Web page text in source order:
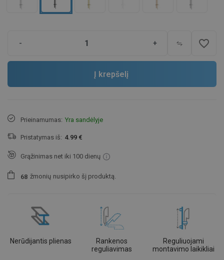
- + favorite_border
Į krepšelį
Prieinamumas: Yra sandėlyje
Pristatymas iš: 4.99 €
Grąžinimas net iki 100 dienų
68 žmonių nusipirko šį produktą.
Nerūdijantis plienas
Rankenos
reguliavimas
Reguliuojami
montavimo laikikliai